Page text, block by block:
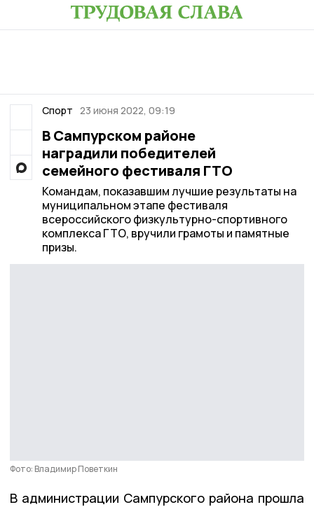
Спорт 23 июня 2022, 09:19
В Сампурском районе
наградили победителей
семейного фестиваля ГТО
Командам, показавшим лучшие результаты на
муниципальном этапе фестиваля
всероссийского физкультурно-спортивного
комплекса ГТО, вручили грамоты и памятные
призы.
Фото: Владимир Поветкин
В администрации Сампурского района прошла